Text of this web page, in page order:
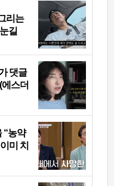
리는
길
댓글
스더
“농약
미 치